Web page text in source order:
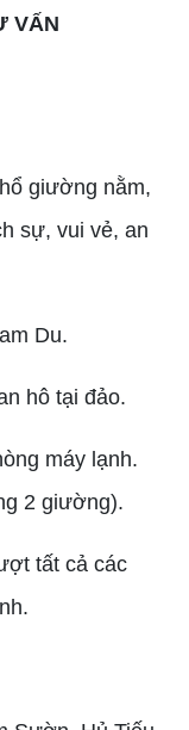
VẤN
giường nằm,
sự, vui vẻ, an
Du.
hô tại đảo.
máy lạnh.
2 giường).
tất cả các